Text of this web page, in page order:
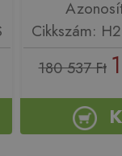
Cikkszám:
180 537 Ft